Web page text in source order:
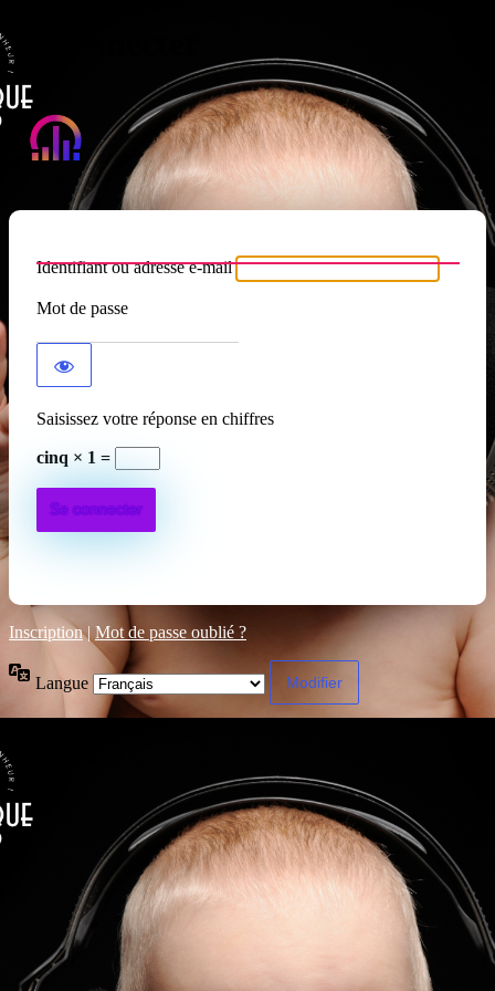
Se connecter
Atypique RADIO
Identifiant ou adresse e-mail
Mot de passe
Saisissez votre réponse en chiffres
cinq × 1 =
Inscription| Mot de passe oublié ?
Langue